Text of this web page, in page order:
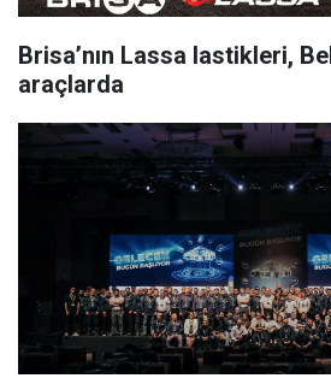
Brisa’nın Lassa lastikleri,
araçlarda